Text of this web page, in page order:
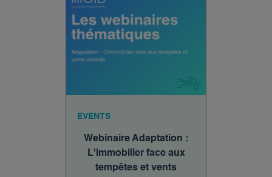
EVENTS
Webinaire Adaptation :
L'Immobilier face aux
tempêtes et vents